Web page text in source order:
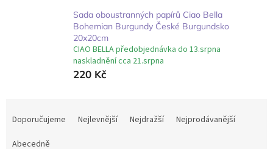
Sada oboustranných papírů Ciao Bella
Bohemian Burgundy České Burgundsko
20x20cm
CIAO BELLA předobjednávka do 13.srpna
naskladnění cca 21.srpna
220 Kč
aDoporučujeme Nejlevnější Nejdražší
Nejprodávanější
Abecedně